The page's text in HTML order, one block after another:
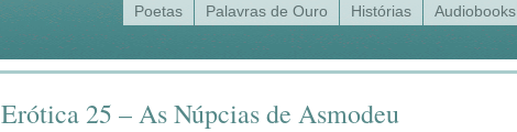
Poetas Palavras de Ouro Histórias Audiobooks
Erótica 25 – As Núpcias de Asmodeu